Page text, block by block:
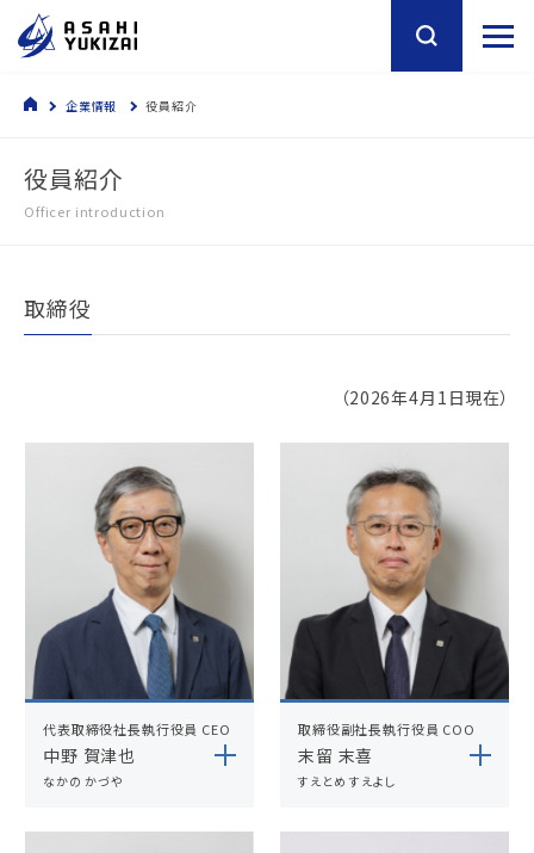
企業情報 役員紹介
役員紹介
Officer introduction
取締役
（2026年4月1日現在）
代表取締役社長執行役員 CEO
中野 賀津也
なかの かづや
取締役副社長執行役員 COO
末留 末喜
すえとめ すえよし